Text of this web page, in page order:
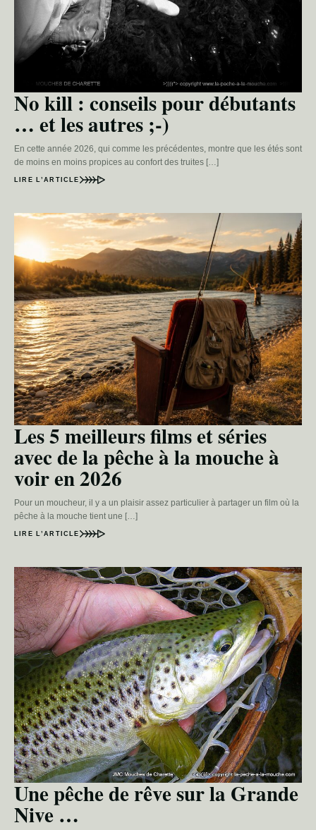
No kill : conseils pour débutants
… et les autres ;-)
En cette année 2026, qui comme les précédentes, montre que les étés sont
de moins en moins propices au confort des truites […]
LIRE L’ARTICLE
Les 5 meilleurs films et séries
avec de la pêche à la mouche à
voir en 2026
Pour un moucheur, il y a un plaisir assez particulier à partager un film où la
pêche à la mouche tient une […]
LIRE L’ARTICLE
Une pêche de rêve sur la Grande
Nive …